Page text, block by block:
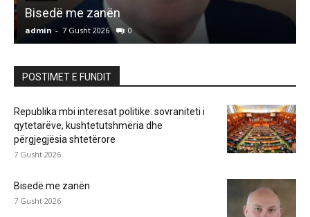
Bisedë me zanën
admin 7 Gusht 2026 0
POSTIMET E FUNDIT
Republika mbi interesat politike: sovraniteti i
qytetarëve, kushtetutshmëria dhe
përgjegjësia shtetërore
7 Gusht 2026
Bisedë me zanën
7 Gusht 2026